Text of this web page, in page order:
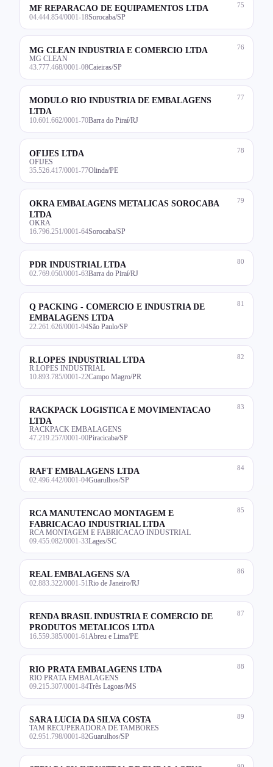
75
MF REPARACAO DE EQUIPAMENTOS LTDA
04.444.854/0001-18Sorocaba/SP
76
MG CLEAN INDUSTRIA E COMERCIO LTDA
MG CLEAN
43.777.468/0001-08Caieiras/SP
77
MODULO RIO INDUSTRIA DE EMBALAGENS
LTDA
10.601.662/0001-70Barra do Piraí/RJ
78
OFIJES LTDA
OFIJES
35.526.417/0001-77Olinda/PE
79
OKRA EMBALAGENS METALICAS SOROCABA
LTDA
OKRA
16.796.251/0001-64Sorocaba/SP
80
PDR INDUSTRIAL LTDA
02.769.050/0001-63Barra do Piraí/RJ
81
Q PACKING - COMERCIO E INDUSTRIA DE
EMBALAGENS LTDA
22.261.626/0001-94São Paulo/SP
82
R.LOPES INDUSTRIAL LTDA
R.LOPES INDUSTRIAL
10.893.785/0001-22Campo Magro/PR
83
RACKPACK LOGISTICA E MOVIMENTACAO
LTDA
RACKPACK EMBALAGENS
47.219.257/0001-00Piracicaba/SP
84
RAFT EMBALAGENS LTDA
02.496.442/0001-04Guarulhos/SP
85
RCA MANUTENCAO MONTAGEM E
FABRICACAO INDUSTRIAL LTDA
RCA MONTAGEM E FABRICACAO INDUSTRIAL
09.455.082/0001-33Lages/SC
86
REAL EMBALAGENS S/A
02.883.322/0001-51 Rio de Janeiro/RJ
87
RENDA BRASIL INDUSTRIA E COMERCIO DE
PRODUTOS METALICOS LTDA
16.559.385/0001-61 Abreu e Lima/PE
88
RIO PRATA EMBALAGENS LTDA
RIO PRATA EMBALAGENS
09.215.307/0001-84Três Lagoas/MS
89
SARA LUCIA DA SILVA COSTA
TAM RECUPERADORA DE TAMBORES
02.951.798/0001-82Guarulhos/SP